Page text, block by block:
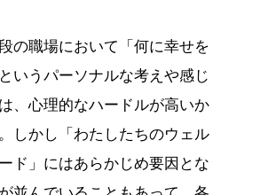
の職場において「何に幸せを
いうパーソナルな考えや感じ
、心理的なハードルが高いか
しかし「わたしたちのウェル
ド」にはあらかじめ要因とな